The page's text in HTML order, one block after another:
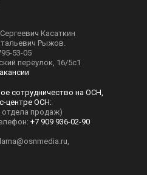
Касаткин
Рыжов.
53-05
переулок, 16/5с1
сотрудничество на ОСН,
центре ОСН:
отдела продаж)
+7 909 936-02-90